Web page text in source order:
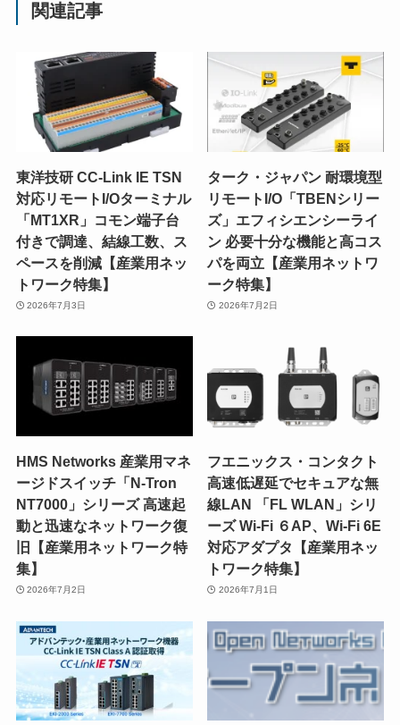
関連記事
東洋技研 CC-Link IE TSN
対応リモートI/Oターミナル
「MT1XR」コモン端子台
付きで調達、結線工数、ス
ペースを削減【産業用ネッ
トワーク特集】
2026年7月3日
ターク・ジャパン 耐環境型
リモートI/O「TBENシリー
ズ」エフィシエンシーライ
ン 必要十分な機能と高コス
パを両立【産業用ネットワ
ーク特集】
2026年7月2日
HMS Networks 産業用マネ
ージドスイッチ「N-Tron
NT7000」シリーズ 高速起
動と迅速なネットワーク復
旧【産業用ネットワーク特
集】
2026年7月2日
フエニックス・コンタクト
高速低遅延でセキュアな無
線LAN 「FL WLAN」シリ
ーズ Wi-Fi ６AP、Wi-Fi 6E
対応アダプタ【産業用ネッ
トワーク特集】
2026年7月1日